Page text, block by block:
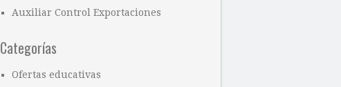
Auxiliar Control Exportaciones
Categorías
Ofertas educativas